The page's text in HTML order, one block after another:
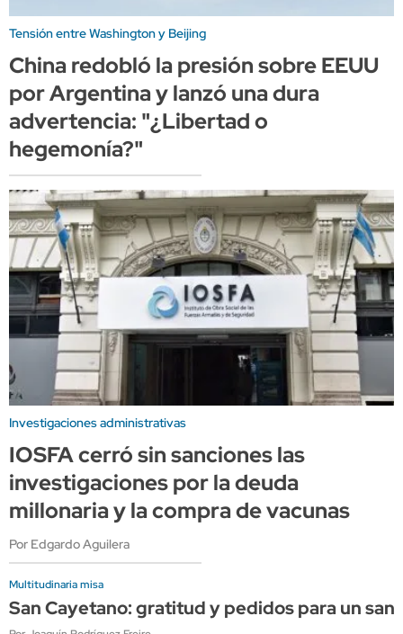
Tensión entre Washington y Beijing
China redobló la presión sobre EEUU
por Argentina y lanzó una dura
advertencia: "¿Libertad o
hegemonía?"
Investigaciones administrativas
IOSFA cerró sin sanciones las
investigaciones por la deuda
millonaria y la compra de vacunas
Por Edgardo Aguilera
Multitudinaria misa
San Cayetano: gratitud y pedidos para un